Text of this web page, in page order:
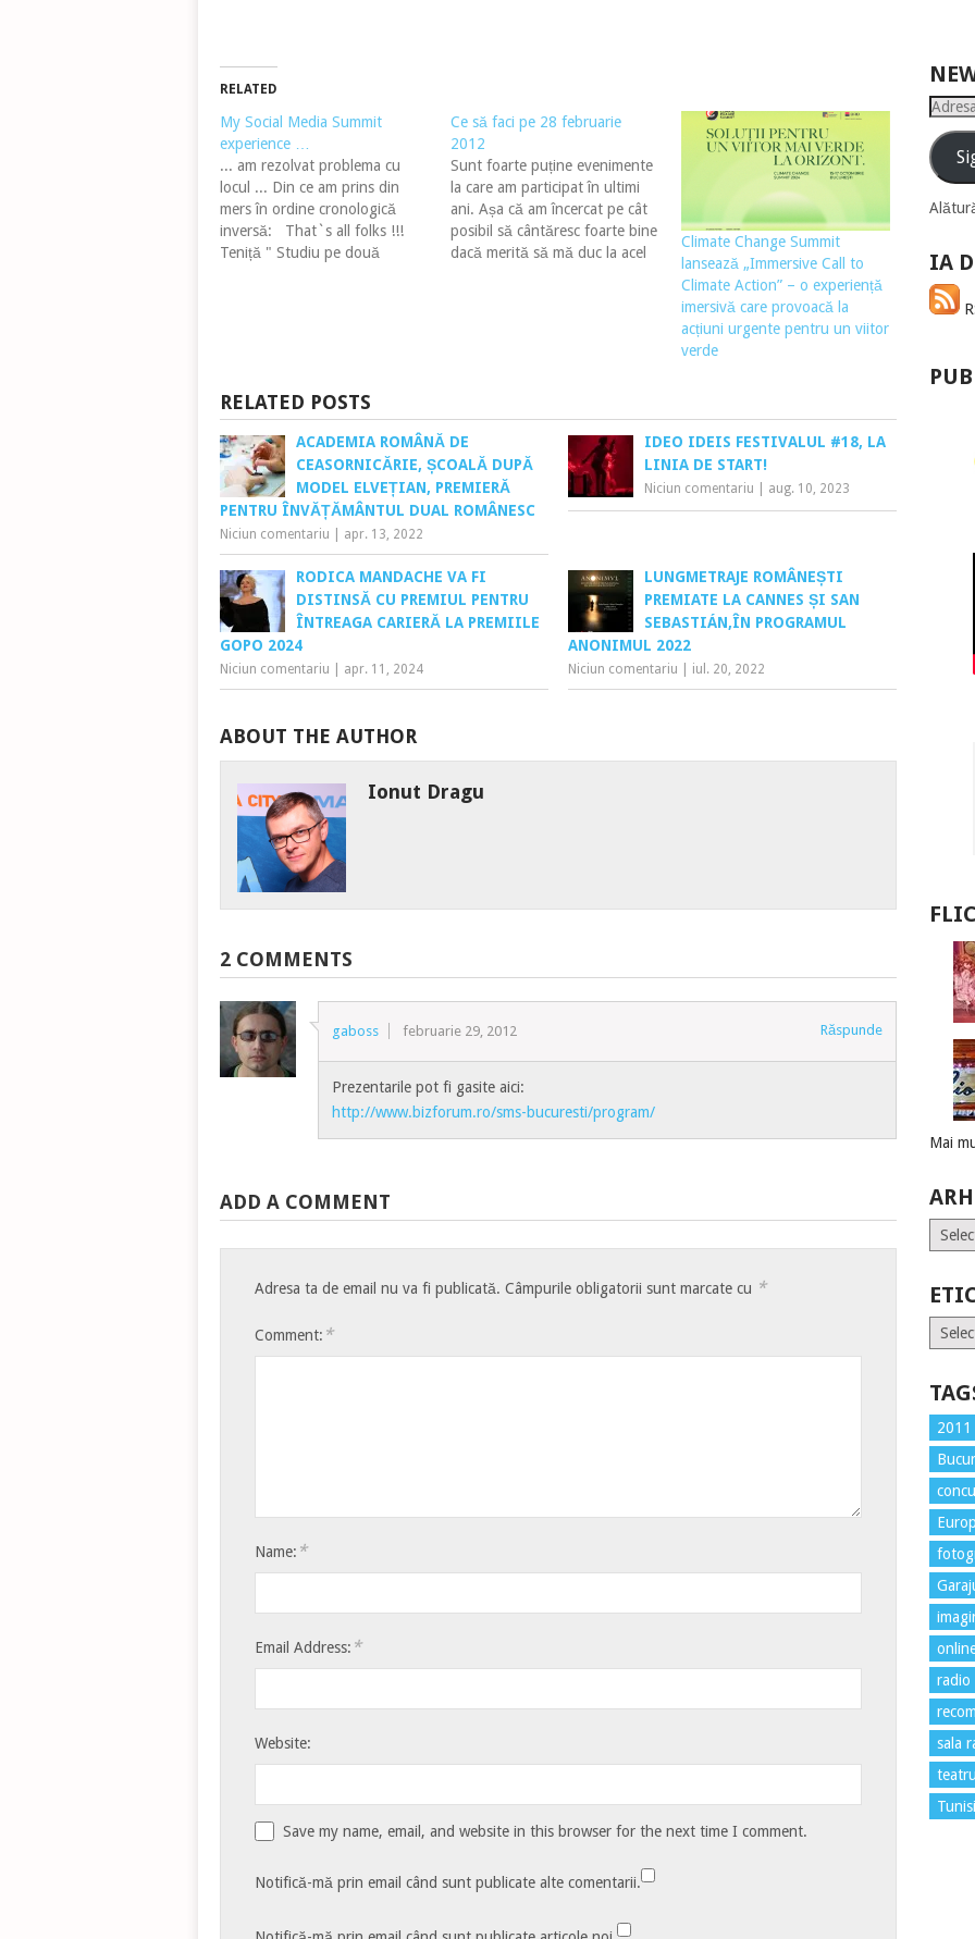
RELATED
My Social Media Summit
experience …
... am rezolvat problema cu
locul ... Din ce am prins din
mers în ordine cronologică
inversă: That`s all folks !!!
Teniță " Studiu pe două
Ce să faci pe 28 februarie
2012
Sunt foarte puține evenimente
la care am participat în ultimi
ani. Așa că am încercat pe cât
posibil să cântăresc foarte bine
dacă merită să mă duc la acel
​​Climate Change Summit
lansează „Immersive Call to
Climate Action” – o experiență
imersivă care provoacă la
acțiuni urgente pentru un viitor
verde
RELATED POSTS
ACADEMIA ROMÂNĂ DE
CEASORNICĂRIE, ȘCOALĂ DUPĂ
MODEL ELVEȚIAN, PREMIERĂ
PENTRU ÎNVĂȚĂMÂNTUL DUAL ROMÂNESC
Niciun comentariu apr. 13, 2022
IDEO IDEIS FESTIVALUL #18, LA
LINIA DE START!
Niciun comentariu aug. 10, 2023
RODICA MANDACHE VA FI
DISTINSĂ CU PREMIUL PENTRU
ÎNTREAGA CARIERĂ LA PREMIILE
GOPO 2024
Niciun comentariu apr. 11, 2024
LUNGMETRAJE ROMÂNEȘTI
PREMIATE LA CANNES ȘI SAN
SEBASTIÁN,ÎN PROGRAMUL
ANONIMUL 2022
Niciun comentariu iul. 20, 2022
ABOUT THE AUTHOR
Ionut Dragu
2 COMMENTS
gaboss februarie 29, 2012 Răspunde
Prezentarile pot fi gasite aici:
http://www.bizforum.ro/sms-bucuresti/program/
ADD A COMMENT
Adresa ta de email nu va fi publicată. Câmpurile obligatorii sunt marcate cu *
Comment: *
Name: *
Email Address: *
Website:
Save my name, email, and website in this browser for the next time I comment.
Notifică-mă prin email când sunt publicate alte comentarii.
Adresa
email
IA
PUB
Mai
Arhive
2011
radio
sala